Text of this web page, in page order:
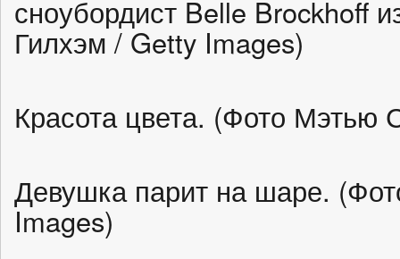
сноубордист Belle Brockhoff
Гилхэм / Getty Images)
Красота цвета. (Фото Мэтью
Девушка парит на шаре.
Images)